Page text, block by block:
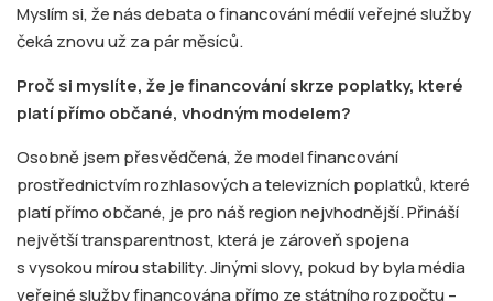
Myslím si, že nás debata o financování médií veřejné služby
čeká znovu už za pár měsíců.
Proč si myslíte, že je financování skrze poplatky, které
platí přímo občané, vhodným modelem?
Osobně jsem přesvědčená, že model financování
prostřednictvím rozhlasových a televizních poplatků, které
platí přímo občané, je pro náš region nejvhodnější. Přináší
největší transparentnost, která je zároveň spojena
s vysokou mírou stability. Jinými slovy, pokud by byla média
veřejné služby financována přímo ze státního rozpočtu –